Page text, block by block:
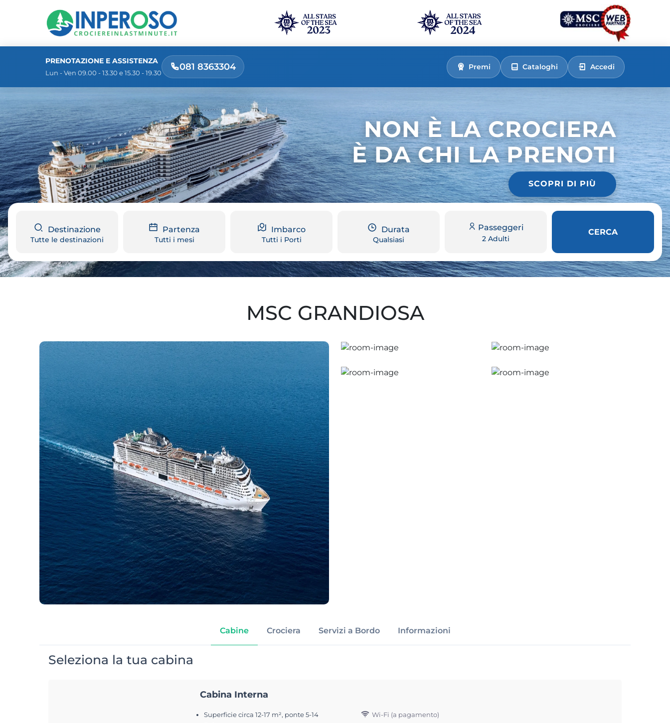
PRENOTAZIONE E ASSISTENZA
Lun - Ven 09.00 - 13.30 e 15.30 - 19.30
081 8363304 Premi Cataloghi Accedi
NON È LA CROCIERA
È DA CHI LA PRENOTI
SCOPRI DI PIÙ
Destinazione
Tutte le destinazioni
Partenza
Tutti i mesi
Imbarco
Tutti i Porti
Durata
Qualsiasi
Passeggeri
2 Adulti
CERCA
MSC GRANDIOSA
Cabine Crociera Servizi a Bordo Informazioni
Seleziona la tua cabina
Cabina Interna
Superficie circa 12-17 m², ponte 5-14
Wi-Fi (a pagamento)